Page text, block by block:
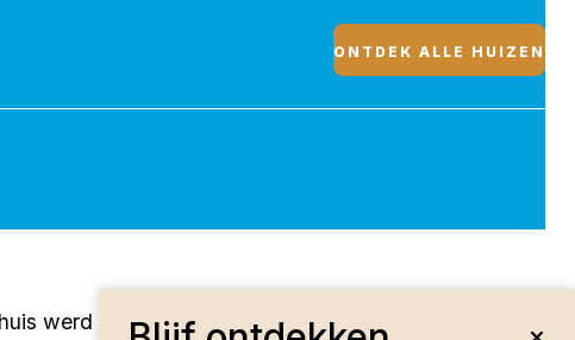
ONTDEK ALLE HUIZEN
werd gelijktijdig met de kerk